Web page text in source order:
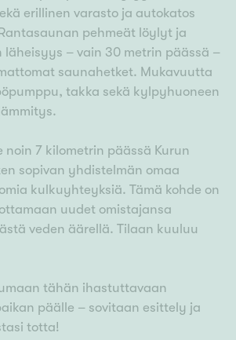
erillinen varasto ja autokatos
pehmeät löylyt ja
läheisyys – vain 30 metrin päässä –
saunahetket. Mukavuutta
takka sekä kylpyhuoneen
noin 7 kilometrin päässä Kurun
sopivan yhdistelmän omaa
kulkuyhteyksiä. Tämä kohde on
uudet omistajansa
veden äärellä. Tilaan kuuluu
tähän ihastuttavaan
päälle – sovitaan esittely ja
totta!